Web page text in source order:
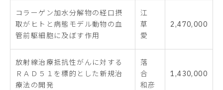
コラーゲン加水分解物の経口摂
取がヒトと病態モデル動物の血
管前駆細胞に及ぼす作用
江
草
愛
2,470,000
放射線治療抵抗性がんに対する
ＲＡＤ５１を標的とした新規治
療法の開発
落
合
和彦
1,430,000